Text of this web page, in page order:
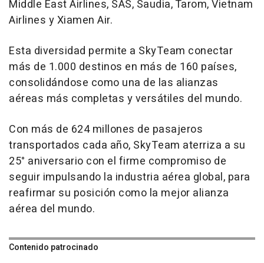
Middle East Airlines, SAS, Saudia, Tarom, Vietnam
Airlines y Xiamen Air.
Esta diversidad permite a SkyTeam conectar
más de 1.000 destinos en más de 160 países,
consolidándose como una de las alianzas
aéreas más completas y versátiles del mundo.
Con más de 624 millones de pasajeros
transportados cada año, SkyTeam aterriza a su
25° aniversario con el firme compromiso de
seguir impulsando la industria aérea global, para
reafirmar su posición como la mejor alianza
aérea del mundo.
Contenido patrocinado